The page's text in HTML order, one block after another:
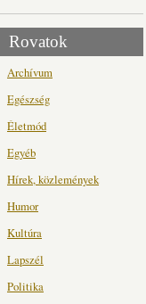
Rovatok
Archívum
Egészség
Életmód
Egyéb
Hírek, közlemények
Humor
Kultúra
Lapszél
Politika